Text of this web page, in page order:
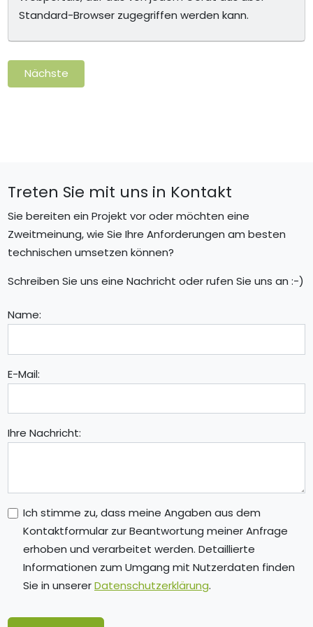
Standard-Browser zugegriffen werden kann.
Nächste
Treten Sie mit uns in Kontakt
Sie bereiten ein Projekt vor oder möchten eine
Zweitmeinung, wie Sie Ihre Anforderungen am besten
technischen umsetzen können?
Schreiben Sie uns eine Nachricht oder rufen Sie uns an :-)
Name:
E-Mail:
Ihre Nachricht:
Ich stimme zu, dass meine Angaben aus dem
Kontaktformular zur Beantwortung meiner Anfrage
erhoben und verarbeitet werden. Detaillierte
Informationen zum Umgang mit Nutzerdaten finden
Sie in unsererDatenschutzerklärung.